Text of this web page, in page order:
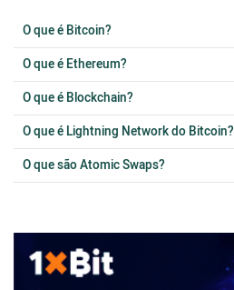
O que é Bitcoin?
O que é Ethereum?
O que é Blockchain?
O que é Lightning Network do Bitcoin?
O que são Atomic Swaps?